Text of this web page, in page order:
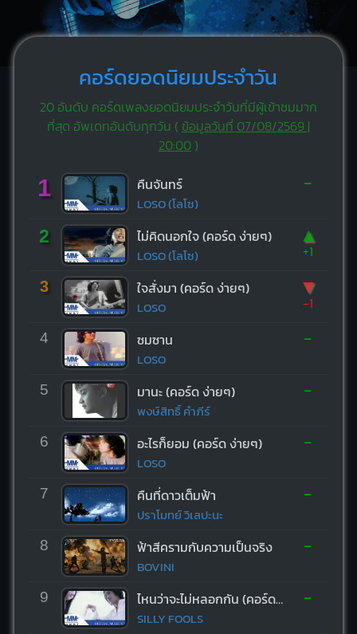
คอร์ดยอดนิยมประจำวัน
20 อันดับ คอร์ดเพลงยอดนิยมประจำวันที่มีผู้เข้าชมมาก
ที่สุด อัพเดทอันดับทุกวัน ( ข้อมูลวันที่ 07/08/2569 |
20:00)
1 คืนจันทร์
LOSO (โลโซ)
-
2 ไม่คิดนอกใจ (คอร์ด ง่ายๆ)
LOSO (โลโซ)
▲
+1
3 ใจสั่งมา (คอร์ด ง่ายๆ)
LOSO
▼
-1
4 ซมซาน
LOSO
-
5 มานะ (คอร์ด ง่ายๆ)
พงษ์สิทธิ์ คำภีร์
-
6 อะไรก็ยอม (คอร์ด ง่ายๆ)
LOSO
-
7 คืนที่ดาวเต็มฟ้า
ปราโมทย์ วิเลปะนะ
-
8 ฟ้าสีครามกับความเป็นจริง
BOVINI
-
9 ไหนว่าจะไม่หลอกกัน (คอร์ด ง่ายๆ)
SILLY FOOLS
-